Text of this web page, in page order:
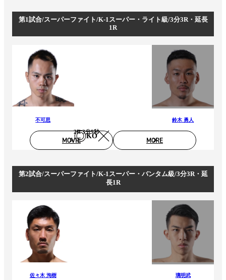
第1試合/スーパーファイト/K-1スーパー・ライト級/3分3R・延長
1R
不可思
KO
2R 3分9秒
鈴木 勇人
MOVIE MORE
第2試合/スーパーファイト/K-1スーパー・バンタム級/3分3R・延
長1R
佐々木 洵樹 璃明武